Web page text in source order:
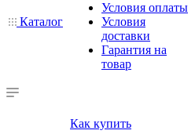
Каталог
Условия оплаты
Условия
доставки
Гарантия на
товар
Как купить